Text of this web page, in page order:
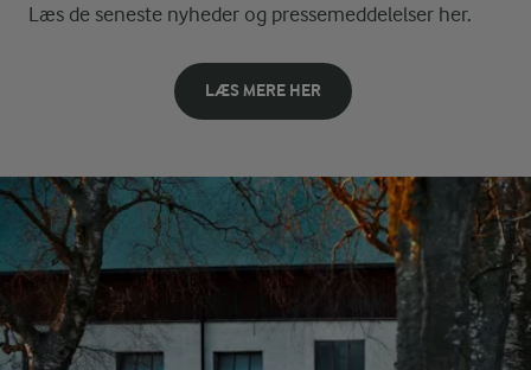
Læs de seneste nyheder og pressemeddelelser her.
LÆS MERE HER